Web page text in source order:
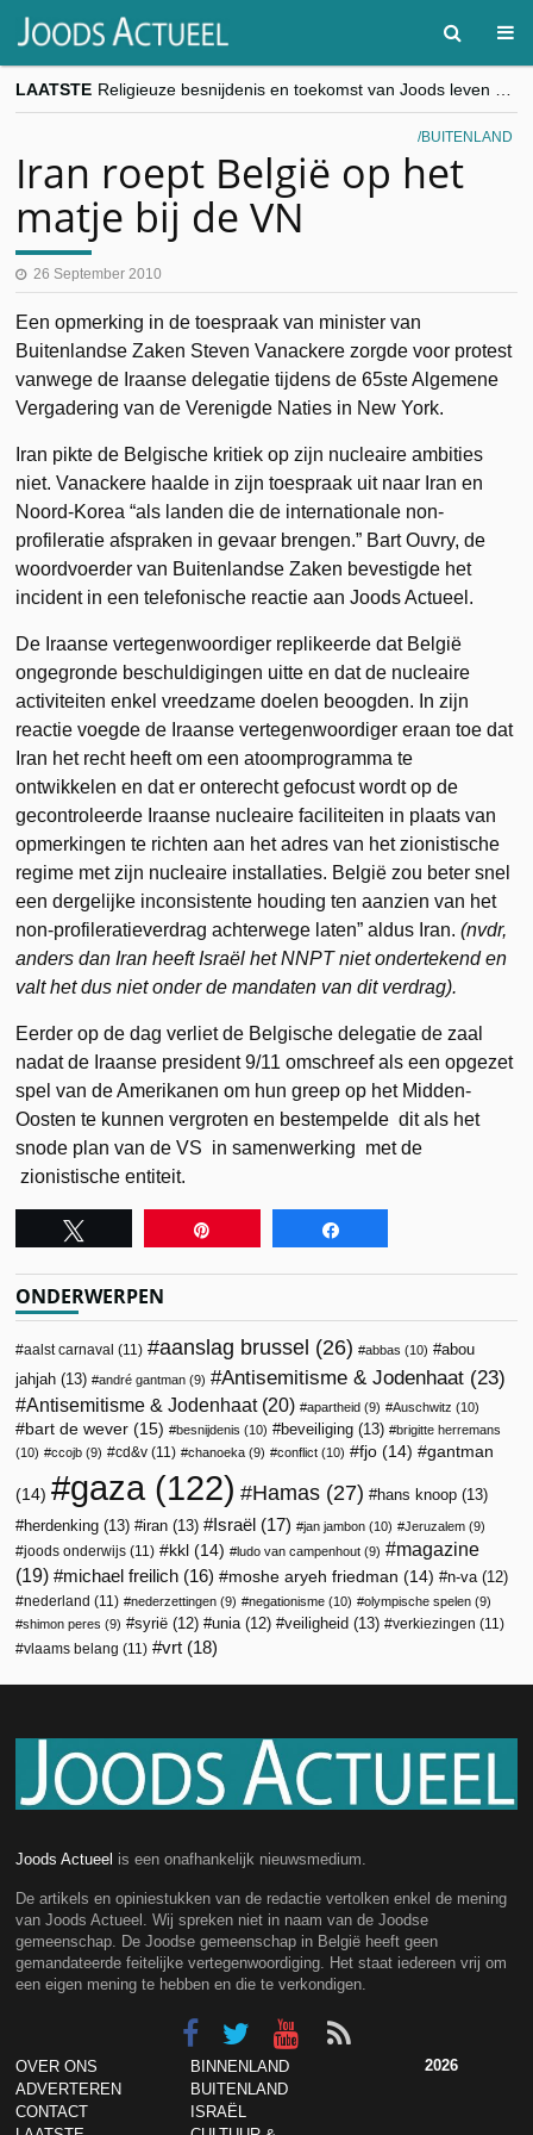
LAATSTE
“Besnijdenisdebat toont hoe moeilijk seculiere Westen minderheden begrijpt”, Jinnih Beels (Vooruit)
CITYTRIP | ROEMENIË – Boekarest: de verrassing van Oost-Europa
BUITENLAND
Iran roept België op het
matje bij de VN
26 September 2010
Een opmerking in de toespraak van minister van
Buitenlandse Zaken Steven Vanackere zorgde voor protest
vanwege de Iraanse delegatie tijdens de 65ste Algemene
Vergadering van de Verenigde Naties in New York.
Iran pikte de Belgische kritiek op zijn nucleaire ambities
niet. Vanackere haalde in zijn toespraak uit naar Iran en
Noord-Korea “als landen die de internationale non-
profileratie afspraken in gevaar brengen.” Bart Ouvry, de
woordvoerder van Buitenlandse Zaken bevestigde het
incident in een telefonische reactie aan Joods Actueel.
De Iraanse vertegenwoordiger replikeerde dat België
ongegronde beschuldigingen uitte en dat de nucleaire
activiteiten enkel vreedzame doelen beoogden. In zijn
reactie voegde de Iraanse vertegenwoordiger eraan toe dat
Iran het recht heeft om een atoomprogramma te
ontwikkelen en dat er onterecht gefocust wordt op de
gecontroleerde Iraanse nucleaire faciliteiten in plaats van
opmerkingen te richten aan het adres van het zionistische
regime met zijn nucleaire installaties. België zou beter snel
een dergelijke inconsistente houding ten aanzien van het
non-profileratieverdrag achterwege laten” aldus Iran.(nvdr,
anders dan Iran heeft Israël het NNPT niet ondertekend en
valt het dus niet onder de mandaten van dit verdrag).
Eerder op de dag verliet de Belgische delegatie de zaal
nadat de Iraanse president 9/11 omschreef als een opgezet
spel van de Amerikanen om hun greep op het Midden-
Oosten te kunnen vergroten en bestempelde dit als het
snode plan van de VS in samenwerking met de
zionistische entiteit.
ONDERWERPEN
aalst carnaval (11) aanslag brussel (26) abbas (10)
abou
jahjah (13) andré gantman (9) Antisemitisme & Jodenhaat (23)
Antisemitisme & Jodenhaat(20) apartheid (9) Auschwitz (10)
bart de wever (15) besnijdenis (10) beveiliging (13)
brigitte herremans
(10)
ccojb (9) cd&v (11) chanoeka (9) conflict (10) fjo (14) gantman
(14) gaza (122) Hamas (27) hans knoop (13)
herdenking (13) iran (13) Israël (17) jan jambon (10) Jeruzalem (9)
joods onderwijs (11) kkl (14) ludo van campenhout (9)
magazine
(19)
michael freilich (16) moshe aryeh friedman (14) n-va (12)
nederland (11) nederzettingen (9) negationisme (10) olympische spelen (9)
shimon peres (9) syrië (12) unia (12) veiligheid (13) verkiezingen (11)
vlaams belang (11) vrt (18)
Joods Actueel is een onafhankelijk nieuwsmedium.
De artikels en opiniestukken van de redactie vertolken enkel de mening
van Joods Actueel. Wij spreken niet in naam van de Joodse
gemeenschap. De Joodse gemeenschap in België heeft geen
gemandateerde feitelijke vertegenwoordiging. Het staat iedereen vrij om
een eigen mening te hebben en die te verkondigen.
OVER ONS
ADVERTEREN
CONTACT
BINNENLAND
BUITENLAND
ISRAËL
2026